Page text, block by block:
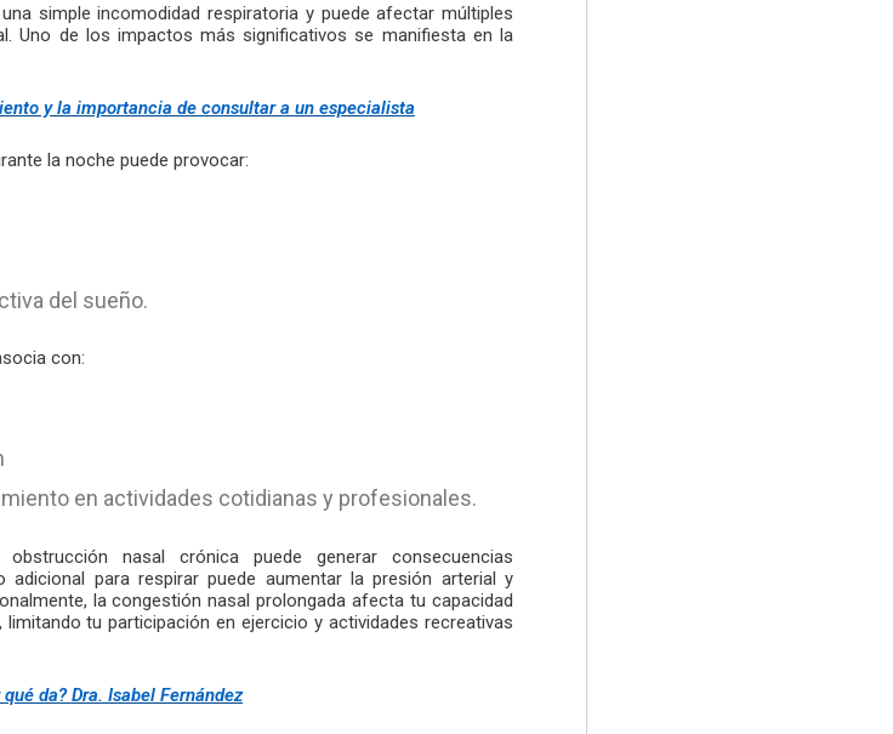
simple incomodidad respiratoria y puede afectar múltiples
Uno de los impactos más significativos se manifiesta en la
y la importancia de consultar a un especialista
la noche puede provocar:
del sueño.
con:
en actividades cotidianas y profesionales.
nasal crónica puede generar consecuencias
para respirar puede aumentar la presión arterial y
la congestión nasal prolongada afecta tu capacidad
tu participación en ejercicio y actividades recreativas
da? Dra. Isabel Fernández